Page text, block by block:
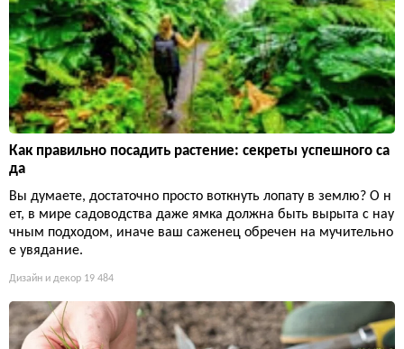
Как правильно посадить растение: секреты успешного са
да
Вы думаете, достаточно просто воткнуть лопату в землю? О н
ет, в мире садоводства даже ямка должна быть вырыта с нау
чным подходом, иначе ваш саженец обречен на мучительно
е увядание.
Дизайн и декор 19 484